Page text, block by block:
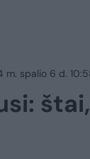
m. spalio 6 d.
štai,